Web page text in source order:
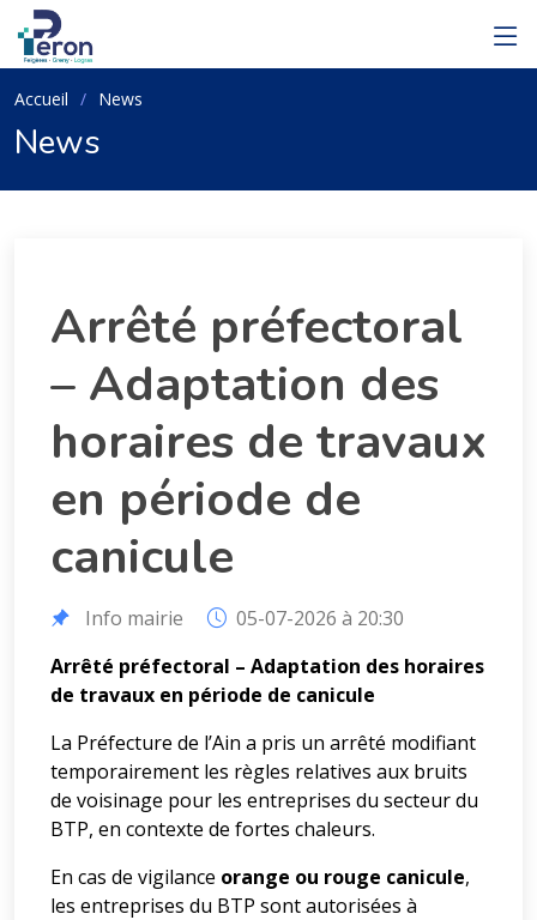
Accueil News
News
Arrêté préfectoral
– Adaptation des
horaires de travaux
en période de
canicule
Info mairie
05-07-2026 à 20:30
Arrêté préfectoral – Adaptation des horaires
de travaux en période de canicule
La Préfecture de l’Ain a pris un arrêté modifiant
temporairement les règles relatives aux bruits
de voisinage pour les entreprises du secteur du
BTP, en contexte de fortes chaleurs.
En cas de vigilance orange ou rouge canicule,
les entreprises du BTP sont autorisées à